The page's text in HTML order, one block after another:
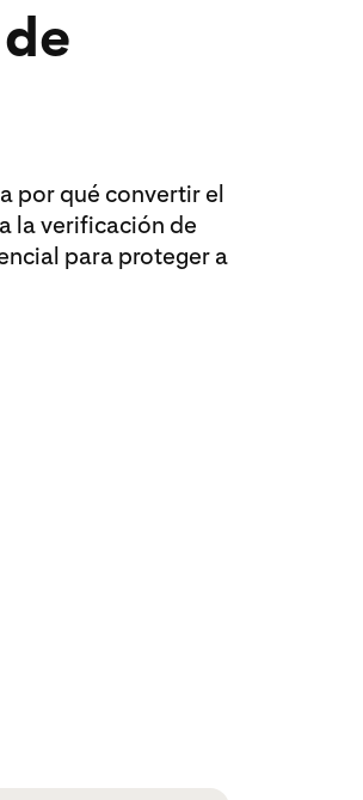
por qué convertir el
la verificación de
para proteger a